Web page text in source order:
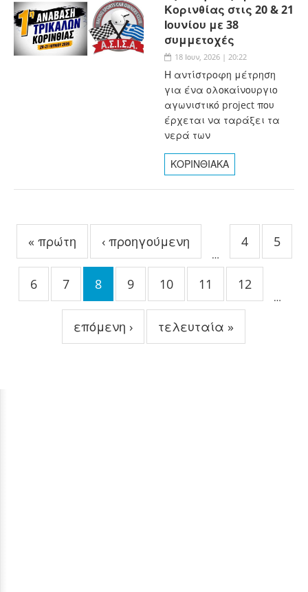
Κορινθίας στις 20 & 21
Ιουνίου με 38
συμμετοχές
18 Ιουν, 2026 | 20:22
Η αντίστροφη μέτρηση
για ένα ολοκαίνουργιο
αγωνιστικό project που
έρχεται να ταράξει τα
νερά των
ΚΟΡΙΝΘΙΑΚΑ
« πρώτη ‹ προηγούμενη
…
4 5
6 7 8 9 10 11 12
…
επόμενη › τελευταία »